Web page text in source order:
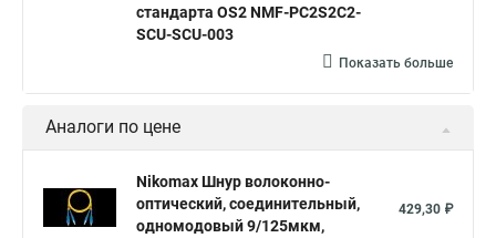
стандарта OS2 NMF-PC2S2C2-
SCU-SCU-003
Показать больше
Аналоги по цене
Nikomax Шнур волоконно-
оптический, соединительный,
одномодовый 9/125мкм,
429,30 ₽